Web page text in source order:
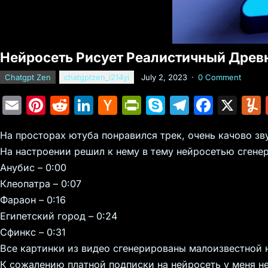
Нейросеть Рисует Реалистичный
Chatgpt Zen chatgptzen_i214yi July 2, 2023 · 0 Comment
E
ai
l
Pi
er
e
st
R
d
di
t
Li
k
e
H
c
k
s
Pr
tF
ri
S
y
p
T
e
gr
F
c
e
X
На просторах ютуба понравился трек, очень качово
На настроении решил к нему в тему нейросетью
Анубис – 0:00
Клеопатра – 0:07
Фараон – 0:16
Египетский город – 0:24
Сфинкс – 0:31
Все картинки из видео сгенерированы малоизвестной
К сожалению платной подписки на нейросеть у меня